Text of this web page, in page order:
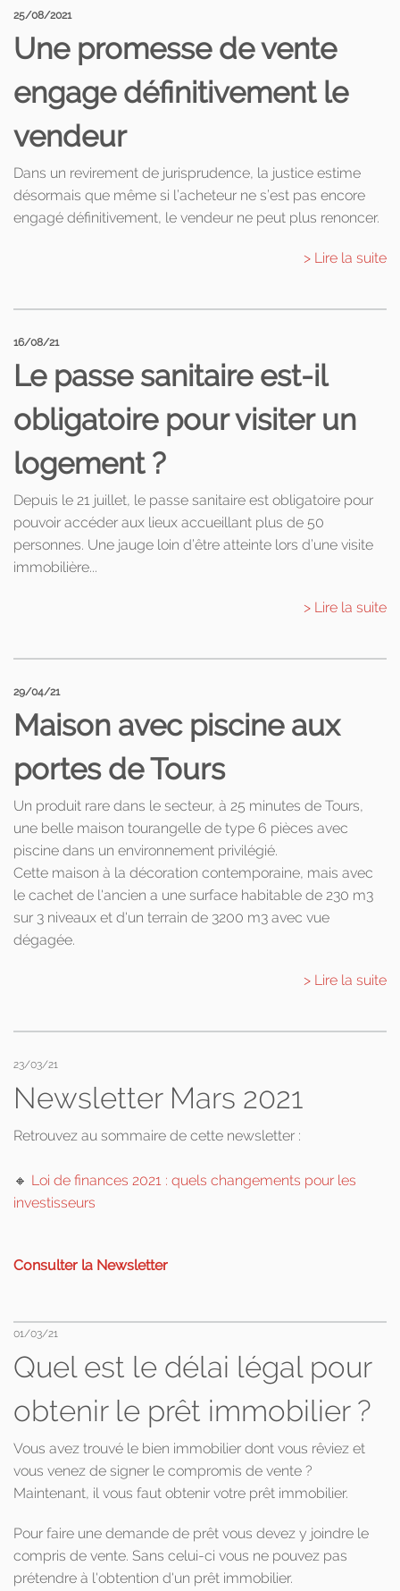
25/08/2021
Une promesse de vente
engage définitivement le
vendeur
Dans un revirement de jurisprudence, la justice estime
désormais que même si l’acheteur ne s’est pas encore
engagé définitivement, le vendeur ne peut plus renoncer.
> Lire la suite
16/08/21
Le passe sanitaire est-il
obligatoire pour visiter un
logement ?
Depuis le 21 juillet, le passe sanitaire est obligatoire pour
pouvoir accéder aux lieux accueillant plus de 50
personnes. Une jauge loin d’être atteinte lors d’une visite
immobilière...
> Lire la suite
29/04/21
Maison avec piscine aux
portes de Tours
Un produit rare dans le secteur, à 25 minutes de Tours,
une belle maison tourangelle de type 6 pièces avec
piscine dans un environnement privilégié.
Cette maison à la décoration contemporaine, mais avec
le cachet de l'ancien a une surface habitable de 230 m3
sur 3 niveaux et d'un terrain de 3200 m3 avec vue
dégagée.
> Lire la suite
23/03/21
Newsletter Mars 2021
Retrouvez au sommaire de cette newsletter :
🔸 Loi de finances 2021 : quels changements pour les
investisseurs
Consulter la Newsletter
01/03/21
Quel est le délai légal pour
obtenir le prêt immobilier ?
Vous avez trouvé le bien immobilier dont vous rêviez et
vous venez de signer le compromis de vente ?
Maintenant, il vous faut obtenir votre prêt immobilier.
Pour faire une demande de prêt vous devez y joindre le
compris de vente. Sans celui-ci vous ne pouvez pas
prétendre à l'obtention d'un prêt immobilier.